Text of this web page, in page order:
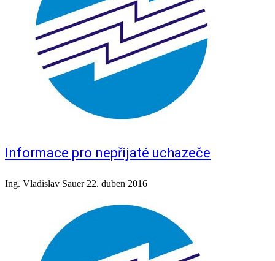
Informace pro nepřijaté uchazeče
Ing. Vladislav Sauer 22. duben 2016